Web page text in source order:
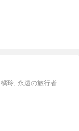
橘玲, 永遠の旅行者